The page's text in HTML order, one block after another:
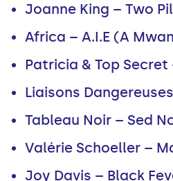
Joanne King – Two
Africa – A.I.E (A
Patricia & Top Secret
Liaisons
Tableau Noir – Sed
Valérie Schoeller –
Joy Davis – Black